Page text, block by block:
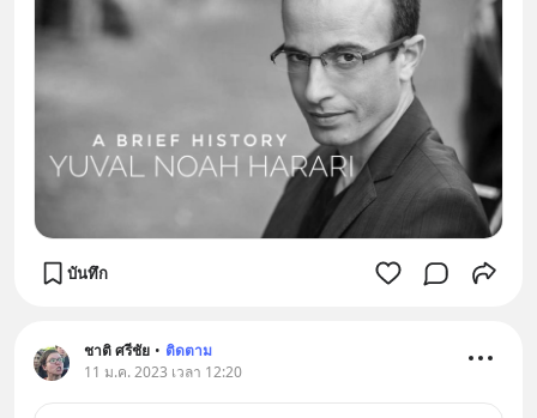
บันทึก
ชาติ ศรีชัย • ติดตาม
11 ม.ค. 2023 เวลา 12:20